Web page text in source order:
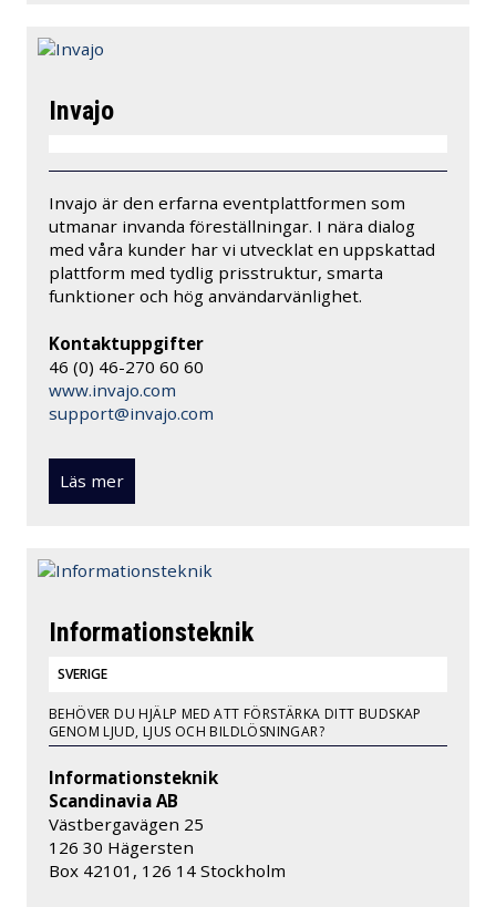
Invajo
Invajo är den erfarna eventplattformen som
utmanar invanda föreställningar. I nära dialog
med våra kunder har vi utvecklat en uppskattad
plattform med tydlig prisstruktur, smarta
funktioner och hög användarvänlighet.
Kontaktuppgifter
46 (0) 46-270 60 60
www.invajo.com
support@invajo.com
Läs mer
Informationsteknik
SVERIGE
BEHÖVER DU HJÄLP MED ATT FÖRSTÄRKA DITT BUDSKAP
GENOM LJUD, LJUS OCH BILDLÖSNINGAR?
Informationsteknik
Scandinavia AB
Västbergavägen 25
126 30 Hägersten
Box 42101, 126 14 Stockholm